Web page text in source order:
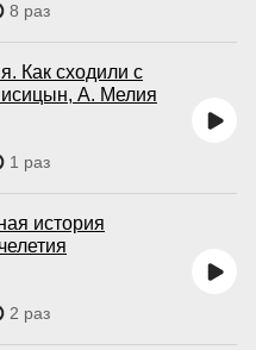
8 раз
Как сходили с
А. Мелия
1 раз
история
2 раз